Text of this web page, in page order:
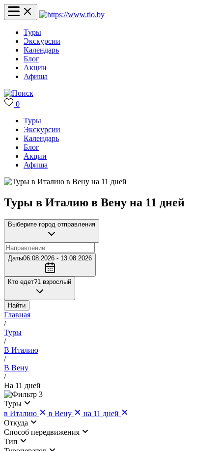
Туры
Экскурсии
Календарь
Блог
Акции
Афиша
0
Туры
Экскурсии
Календарь
Блог
Акции
Афиша
Туры в Италию в Вену на 11 дней
Выберите город отправления
Даты06.08.2026 - 13.08.2026
Кто едет?1 взрослый
Найти
Главная
/
Туры
/
В Италию
/
В Вену
/
На 11 дней
3
Туры
в Италию
в Вену
на 11 дней
Откуда
Cпособ передвижения
Тип